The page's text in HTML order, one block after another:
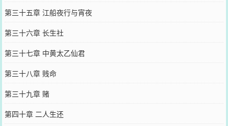
第三十五章 江船夜行与宵夜
第三十六章 长生社
第三十七章 中黄太乙仙君
第三十八章 贱命
第三十九章 赌
第四十章 二人生还